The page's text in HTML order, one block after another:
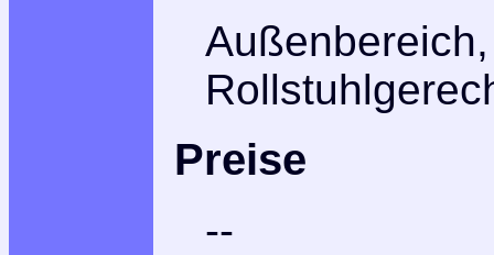
Preise
--